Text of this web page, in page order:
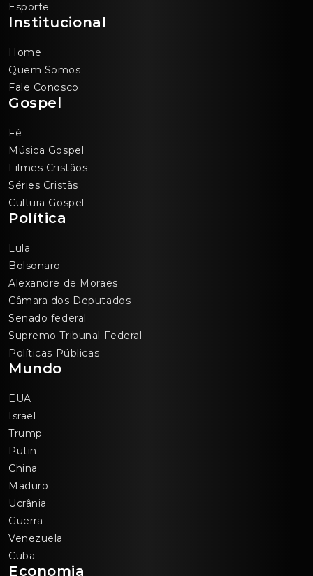
Esporte
Institucional
Home
Quem Somos
Fale Conosco
Gospel
Fé
Música Gospel
Filmes Cristãos
Séries Cristãs
Cultura Gospel
Política
Lula
Bolsonaro
Alexandre de Moraes
Câmara dos Deputados
Senado federal
Supremo Tribunal Federal
Políticas Públicas
Mundo
EUA
Israel
Trump
Putin
China
Maduro
Ucrânia
Guerra
Venezuela
Cuba
Economia